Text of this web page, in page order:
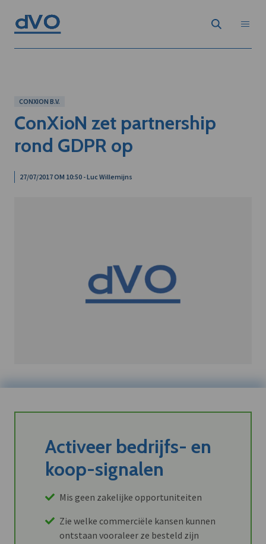
CONXION B.V.
ConXioN zet partnership
rond GDPR op
27/07/2017 OM 10:50 - Luc Willemijns
Activeer bedrijfs- en
koop-signalen
Mis geen zakelijke opportuniteiten
Zie welke commerciële kansen kunnen
ontstaan vooraleer ze besteld zijn